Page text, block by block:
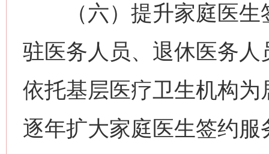
（六）提升家庭医生
驻医务人员、退休医务
依托基层医疗卫生机构
逐年扩大家庭医生签约